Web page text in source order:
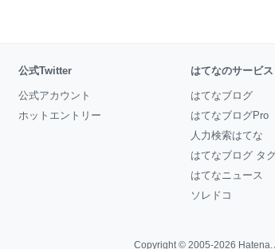
公式Twitter
公式アカウント
ホットエントリー
はてなのサービス
はてなブログ
はてなブログPro
人力検索はてな
はてなブログ タ
はてなニュース
ソレドコ
Copyright © 2005-2026 Hatena